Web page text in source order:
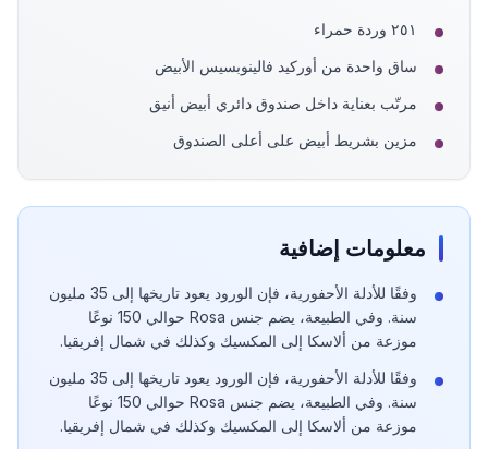
٢٥١ وردة حمراء
ساق واحدة من أوركيد فالينوبسيس الأبيض
مرتّب بعناية داخل صندوق دائري أبيض أنيق
مزين بشريط أبيض على أعلى الصندوق
معلومات إضافية
وفقًا للأدلة الأحفورية، فإن الورود يعود تاريخها إلى 35 مليون
سنة. وفي الطبيعة، يضم جنس Rosa حوالي 150 نوعًا
موزعة من ألاسكا إلى المكسيك وكذلك في شمال إفريقيا.
وفقًا للأدلة الأحفورية، فإن الورود يعود تاريخها إلى 35 مليون
سنة. وفي الطبيعة، يضم جنس Rosa حوالي 150 نوعًا
موزعة من ألاسكا إلى المكسيك وكذلك في شمال إفريقيا.